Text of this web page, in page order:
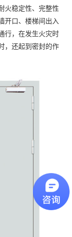
火稳定性、完整性
开口、楼梯间出入
行，在发生火灾时
，还起到密封的作